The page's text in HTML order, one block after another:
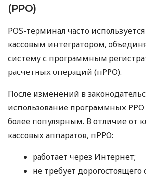
(РРО)
POS-терминал часто
кассовым интегратором,
систему с программным
расчетных операций (пРРО).
После изменений в
использование программных РРО
более популярным. В отличие от
кассовых аппаратов, пРРО:
работает через Интернет;
не требует дорогостоящего